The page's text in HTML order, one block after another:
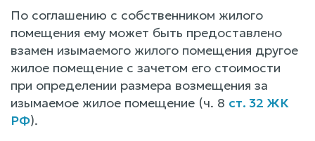
По соглашению с собственником жилого
помещения ему может быть предоставлено
взамен изымаемого жилого помещения другое
жилое помещение с зачетом его стоимости
при определении размера возмещения за
изымаемое жилое помещение (ч. 8 ст. 32 ЖК
РФ).